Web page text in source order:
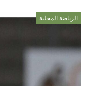
الرياضة المحلية